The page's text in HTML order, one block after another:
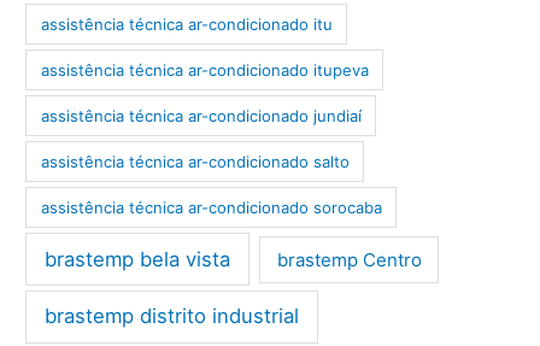
assistência técnica ar-condicionado itu
assistência técnica ar-condicionado itupeva
assistência técnica ar-condicionado jundiaí
assistência técnica ar-condicionado salto
assistência técnica ar-condicionado sorocaba
brastemp bela vista brastemp Centro
brastemp distrito industrial